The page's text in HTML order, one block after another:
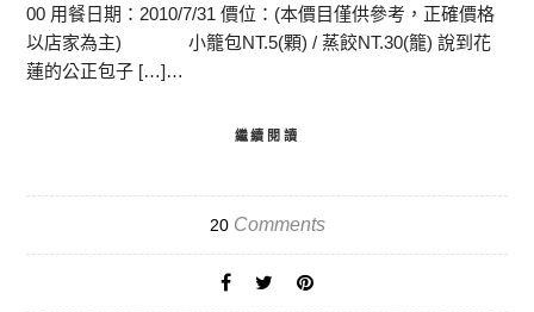
00 用餐日期：2010/7/31 價位：(本價目僅供參考，正確價格
以店家為主) 小籠包NT.5(顆) / 蒸餃NT.30(籠) 說到花
蓮的公正包子 […]…
繼續閱讀
20Comments